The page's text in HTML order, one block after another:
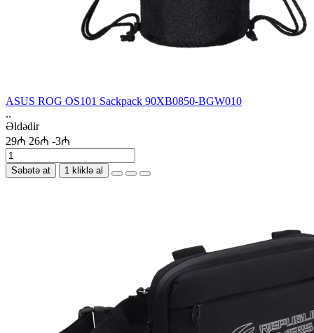
ASUS ROG OS101 Sackpack 90XB0850-BGW010
..
Əldədir
29₼ 26₼ -3₼
Səbətə at 1 kliklə al